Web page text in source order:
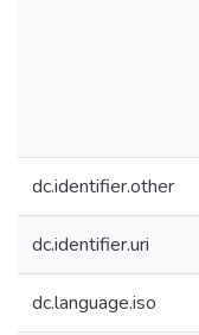
dc.identifier.other
dc.identifier.uri
dc.language.iso